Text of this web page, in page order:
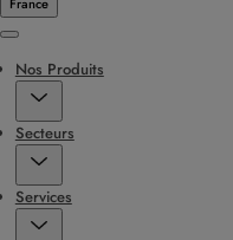
Menu
Nos Produits
Secteurs
Services